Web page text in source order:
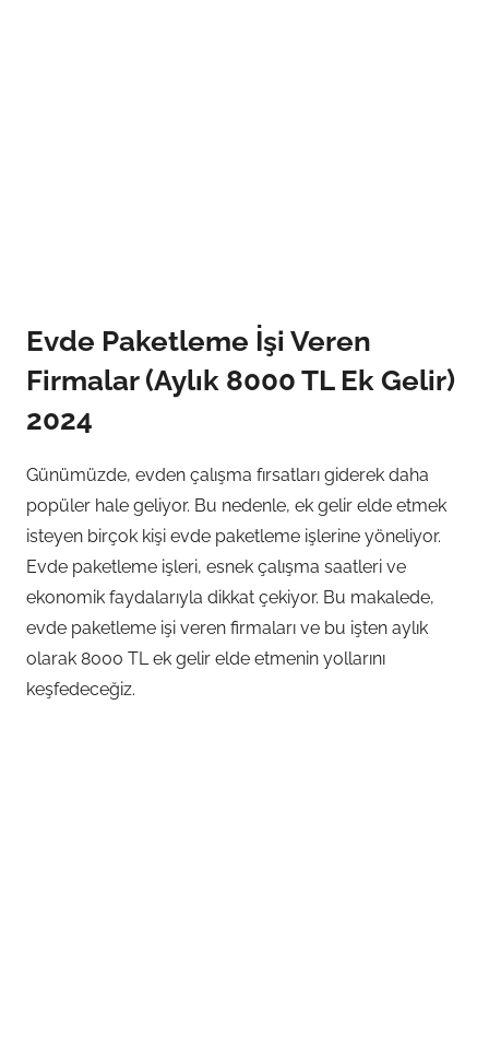
Evde Paketleme İşi Veren
Firmalar (Aylık 8000 TL Ek Gelir)
2024
Günümüzde, evden çalışma fırsatları giderek daha
popüler hale geliyor. Bu nedenle, ek gelir elde etmek
isteyen birçok kişi evde paketleme işlerine yöneliyor.
Evde paketleme işleri, esnek çalışma saatleri ve
ekonomik faydalarıyla dikkat çekiyor. Bu makalede,
evde paketleme işi veren firmaları ve bu işten aylık
olarak 8000 TL ek gelir elde etmenin yollarını
keşfedeceğiz.